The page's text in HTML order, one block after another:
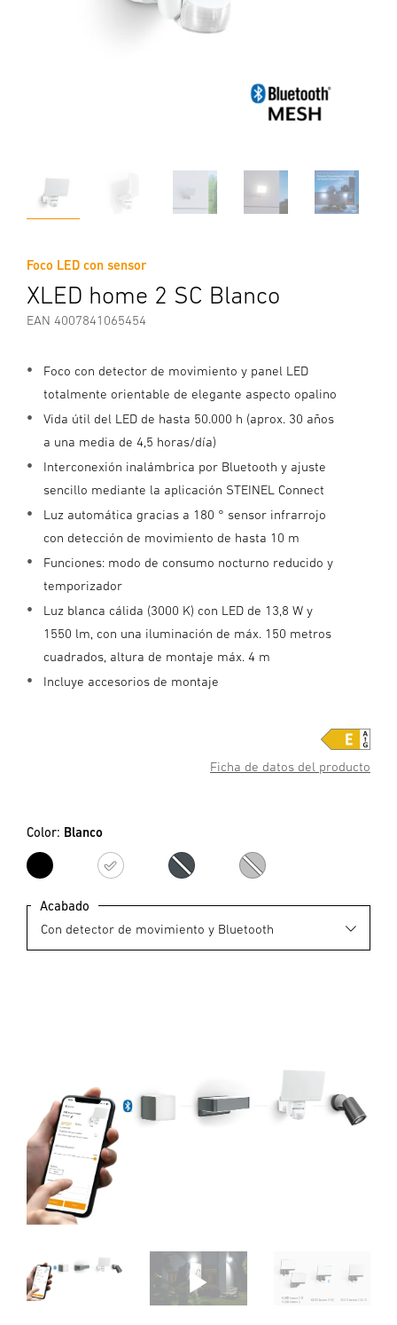
Foco LED con sensor
XLED home 2 SC Blanco
EAN 4007841065454
Foco con detector de movimiento y panel LED
totalmente orientable de elegante aspecto opalino
Vida útil del LED de hasta 50.000 h (aprox. 30 años
a una media de 4,5 horas/día)
Interconexión inalámbrica por Bluetooth y ajuste
sencillo mediante la aplicación STEINEL Connect
Luz automática gracias a 180 ° sensor infrarrojo
con detección de movimiento de hasta 10 m
Funciones: modo de consumo nocturno reducido y
temporizador
Luz blanca cálida (3000 K) con LED de 13,8 W y
1550 lm, con una iluminación de máx. 150 metros
cuadrados, altura de montaje máx. 4 m
Incluye accesorios de montaje
Ficha de datos del producto
Color: Blanco
NegroBlancoAntracitaPlata
Acabado